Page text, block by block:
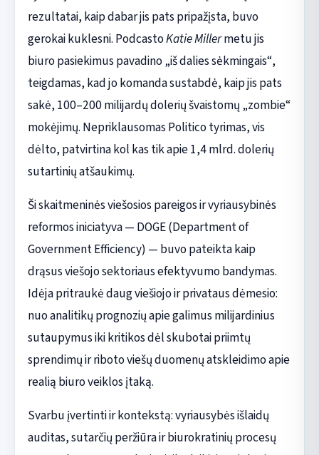
rezultatai, kaip dabar jis pats pripažįsta, buvo
gerokai kuklesni. PodcastoKatie Millermetu jis
biuro pasiekimus pavadino „iš dalies sėkmingais“,
teigdamas, kad jo komanda sustabdė, kaip jis pats
sakė, 100–200 milijardų dolerių švaistomų „zombie“
mokėjimų. Nepriklausomas Politico tyrimas, vis
dėlto, patvirtina kol kas tik apie 1,4 mlrd. dolerių
sutartinių atšaukimų.
Ši skaitmeninės viešosios pareigos ir vyriausybinės
reformos iniciatyva — DOGE (Department of
Government Efficiency) — buvo pateikta kaip
drąsus viešojo sektoriaus efektyvumo bandymas.
Idėja pritraukė daug viešiojo ir privataus dėmesio:
nuo analitikų prognozių apie galimus milijardinius
sutaupymus iki kritikos dėl skubotai priimtų
sprendimų ir riboto viešų duomenų atskleidimo apie
realią biuro veiklos įtaką.
Svarbu įvertinti ir kontekstą: vyriausybės išlaidų
auditas, sutarčių peržiūra ir biurokratinių procesų